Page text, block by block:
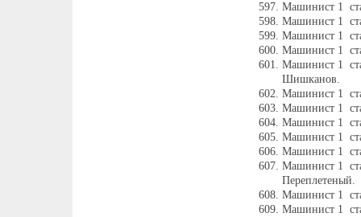
Машинист 1
Машинист 1
Машинист 1
Машинист 1
Машинист 1
Шишканов.
Машинист 1
Машинист 1
Машинист 1
Машинист 1
Машинист 1
Машинист 1
Переплетеный.
Машинист 1
Машинист 1